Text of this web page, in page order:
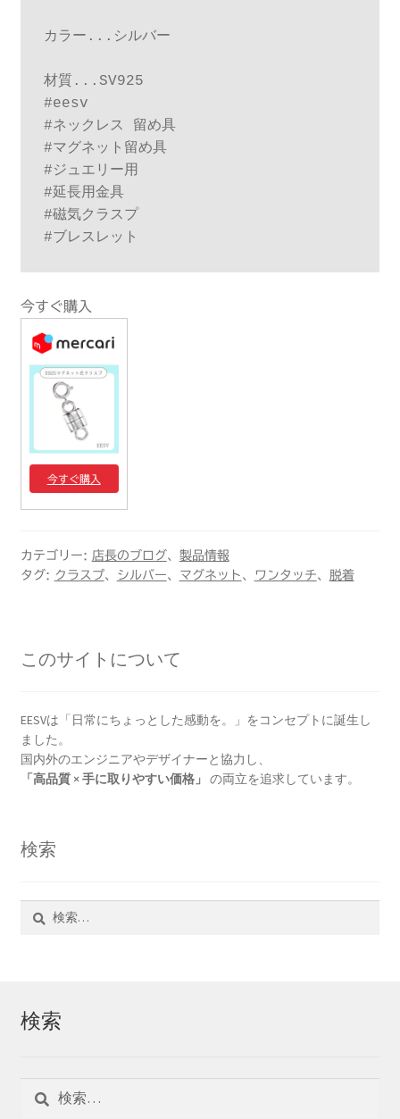
カラー...シルバー
材質...SV925
#eesv
#ネックレス 留め具
#マグネット留め具
#ジュエリー用
#延長用金具
#磁気クラスプ
#ブレスレット
今すぐ購入
今すぐ購入
カテゴリー: 店長のブログ、 製品情報
タグ: クラスプ、 シルバー、 マグネット 、 ワンタッチ、 脱着
このサイトについて
EESVは「日常にちょっとした感動を。」をコンセプトに誕生し
ました。
国内外のエンジニアやデザイナーと協力し、
「高品質 × 手に取りやすい価格」 の両立を追求しています。
検索
検索